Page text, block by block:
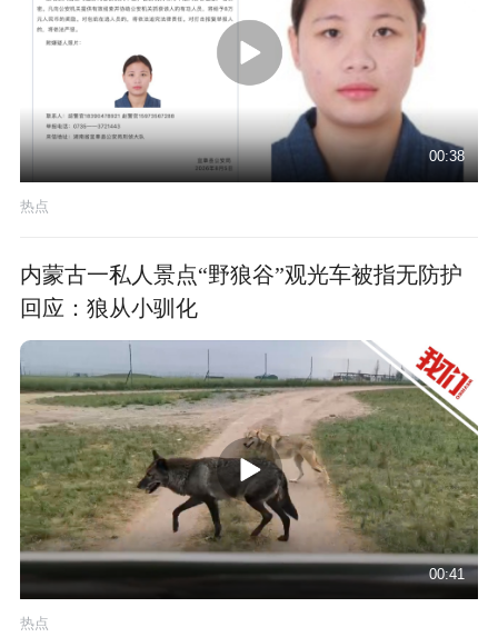
00:38
热点
内蒙古一私人景点“野狼谷”观光车被指无防护
回应：狼从小驯化
00:41
热点